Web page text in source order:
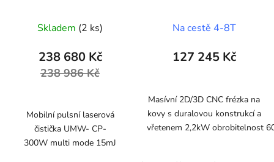
Skladem (2 ks)
238 680 Kč
238 986 Kč
Mobilní pulsní laserová
čistička UMW- CP-
300W multi mode 15mJ
(600x1000x150mm)
Na cestě 4-8T
127 245 Kč
Masívní 2D/3D CNC frézka na
kovy s duralovou konstrukcí a
vřetenem 2,2kW obrobitelnost